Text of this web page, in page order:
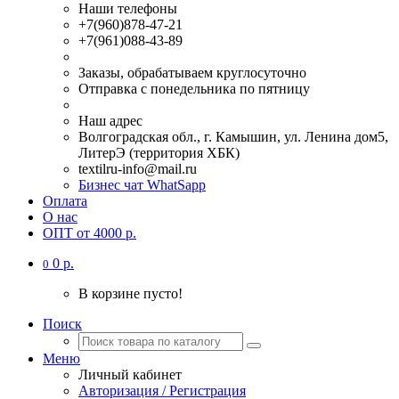
Наши телефоны
+7(960)878-47-21
+7(961)088-43-89
Заказы, обрабатываем круглосуточно
Отправка с понедельника по пятницу
Наш адрес
Волгоградская обл., г. Камышин, ул. Ленина дом5,
ЛитерЭ (территория ХБК)
textilru-info@mail.ru
Бизнес чат WhatSapp
Оплата
О нас
ОПТ от 4000 р.
0 0 р.
В корзине пусто!
Поиск
Меню
Личный кабинет
Авторизация / Регистрация